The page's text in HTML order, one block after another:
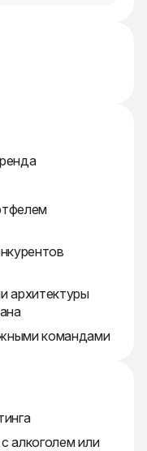
архитектуры
командами
алкоголем или